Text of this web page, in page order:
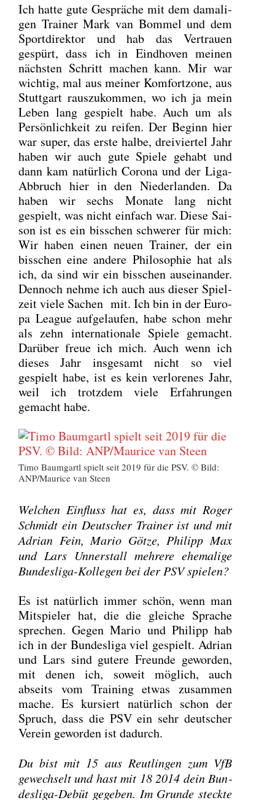
Ich hat­te gute Gesprä­che mit dem dama­li­
gen Trai­ner Mark van Bom­mel und dem
Sport­di­rek­tor und hab das Ver­trau­en
gespürt, dass ich in Eind­ho­ven mei­nen
nächs­ten Schritt machen kann. Mir war
wich­tig, mal aus mei­ner Kom­fort­zo­ne, aus
Stutt­gart raus­zu­kom­men, wo ich ja mein
Leben lang gespielt habe. Auch um als
Per­sön­lich­keit zu rei­fen. Der Beginn hier
war super, das ers­te hal­be, drei­vier­tel Jahr
haben wir auch gute Spie­le gehabt und
dann kam natür­lich Coro­na und der Liga-
Abbruch hier in den Nie­der­lan­den. Da
haben wir sechs Mona­te lang nicht
gespielt, was nicht ein­fach war. Die­se Sai­
son ist es ein biss­chen schwe­rer für mich:
Wir haben einen neu­en Trai­ner, der ein
biss­chen eine ande­re Phi­lo­so­phie hat als
ich, da sind wir ein biss­chen aus­ein­an­der.
Den­noch neh­me ich auch aus die­ser Spiel­
zeit vie­le Sachen mit. Ich bin in der Euro­
pa League auf­ge­lau­fen, habe schon mehr
als zehn inter­na­tio­na­le Spie­le gemacht.
Dar­über freue ich mich. Auch wenn ich
die­ses Jahr ins­ge­samt nicht so viel
gespielt habe, ist es kein ver­lo­re­nes Jahr,
weil ich trotz­dem vie­le Erfah­run­gen
gemacht habe.
Timo Baum­gartl spielt seit 2019 für die PSV. © Bild:
ANP/Maurice van Steen
Wel­chen Ein­fluss hat es, dass mit Roger
Schmidt ein Deut­scher Trai­ner ist und mit
Adri­an Fein, Mario Göt­ze, Phil­ipp Max
und Lars Unner­stall meh­re­re ehe­ma­li­ge
Bun­des­li­ga-Kol­le­gen bei der PSV spie­len?
Es ist natür­lich immer schön, wenn man
Mit­spie­ler hat, die die glei­che Spra­che
spre­chen. Gegen Mario und Phil­ipp hab
ich in der Bun­des­li­ga viel gespielt. Adri­an
und Lars sind gute­re Freun­de gewor­den,
mit denen ich, soweit mög­lich, auch
abseits vom Trai­ning etwas zusam­men
mache. Es kur­siert natür­lich schon der
Spruch, dass die PSV ein sehr deut­scher
Ver­ein gewor­den ist dadurch.
Du bist mit 15 aus Reut­lin­gen zum VfB
gewech­selt und hast mit 18 2014 dein Bun­
des­li­ga-Debüt gege­ben. Im Grun­de steck­te